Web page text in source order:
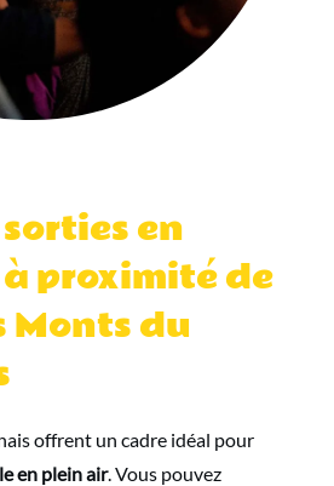
en
proximité de
Monts du
offrent un cadre idéal pour
en plein air. Vous pouvez